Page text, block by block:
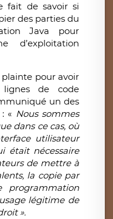
fait de savoir si
des parties du
Java pour
d’exploitation
pour avoir
de code
un des
« Nous sommes
dans ce cas, où
utilisateur
était nécessaire
de mettre à
la copie par
programmation
légitime de
».